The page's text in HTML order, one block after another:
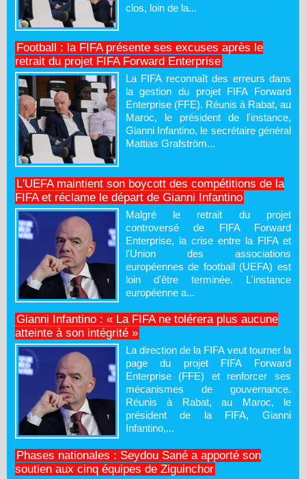
clos, loin de la...
Football : la FIFA présente ses excuses après le
retrait du projet FIFA Forward Enterprise
La FIFA reconnaît des erreurs dans
la gestion du projet FIFA Forward
Enterprise (FFE). Réunis à Rabat, au
Maroc, le président de l'instance,
Gianni Infantino, le secrétaire général
Mattias Grafström...
L'UEFA maintient son boycott des compétitions de la
FIFA et réclame le départ de Gianni Infantino
Malgré le retrait du projet
controversé de FIFA Forward
Enterprise, la crise entre la FIFA et
l'Union des associations
européennes de football (UEFA) est
loin d'être terminée. L'instance
européenne a...
Gianni Infantino : « La FIFA ne tolérera plus aucune
atteinte à son intégrité »
La direction de la FIFA veut tourner la
page du projet FIFA Forward
Enterprise (FFE) et renforcer ses
mécanismes de gouvernance.
Réunis à Rabat, au Maroc, le
président de la FIFA, Gianni
Infantino,...
Phases nationales : Seydou Sané a apporté son
soutien aux cinq équipes de Ziguinchor